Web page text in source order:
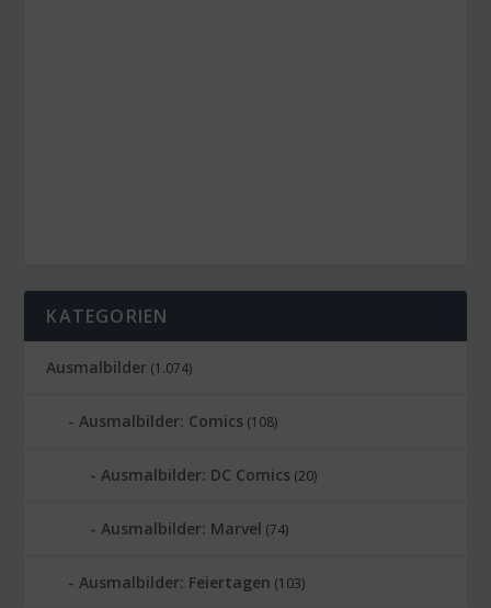
KATEGORIEN
Ausmalbilder (1.074)
Ausmalbilder: Comics (108)
Ausmalbilder: DC Comics (20)
Ausmalbilder: Marvel (74)
Ausmalbilder: Feiertagen (103)